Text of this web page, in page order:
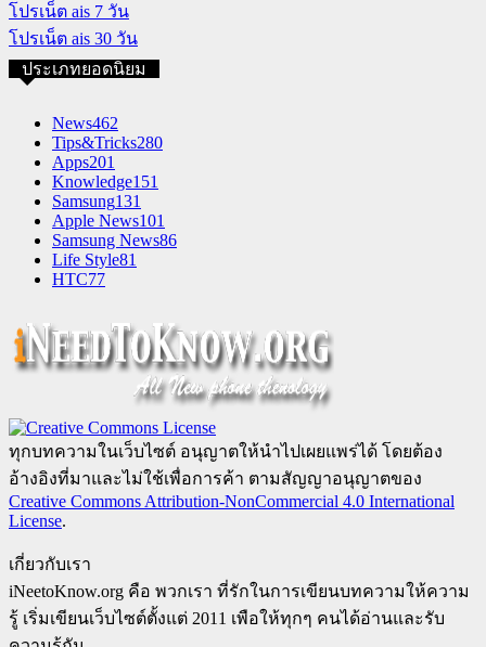
โปรเน็ต ais 7 วัน
โปรเน็ต ais 30 วัน
ประเภทยอดนิยม
News462
Tips&Tricks280
Apps201
Knowledge151
Samsung131
Apple News101
Samsung News86
Life Style81
HTC77
ทุกบทความในเว็บไซต์ อนุญาตให้นำไปเผยแพร่ได้ โดยต้อง
อ้างอิงที่มาและไม่ใช้เพื่อการค้า ตามสัญญาอนุญาตของ
Creative Commons Attribution-NonCommercial 4.0 International
License.
เกี่ยวกับเรา
iNeetoKnow.org คือ พวกเรา ที่รักในการเขียนบทความให้ความ
รู้ เริ่มเขียนเว็บไซต์ตั้งแต่ 2011 เพือให้ทุกๆ คนได้อ่านและรับ